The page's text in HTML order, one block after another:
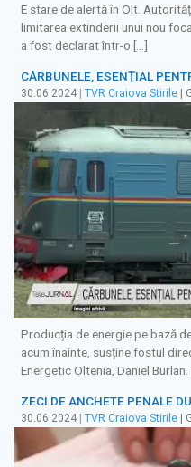
E stare de alertă în Olt.
limitarea extinderii unui nou
a fost declarat într-o […]
CĂRBUNELE, ESENȚIAL
30.06.2024 TVR Craiova Stirile |
Producția de energie pe bază
acum înainte, susține fostul
Energetic Oltenia, Daniel Burlan.
ZECI DE ANCHETE PENALE
30.06.2024 TVR Craiova Stirile |